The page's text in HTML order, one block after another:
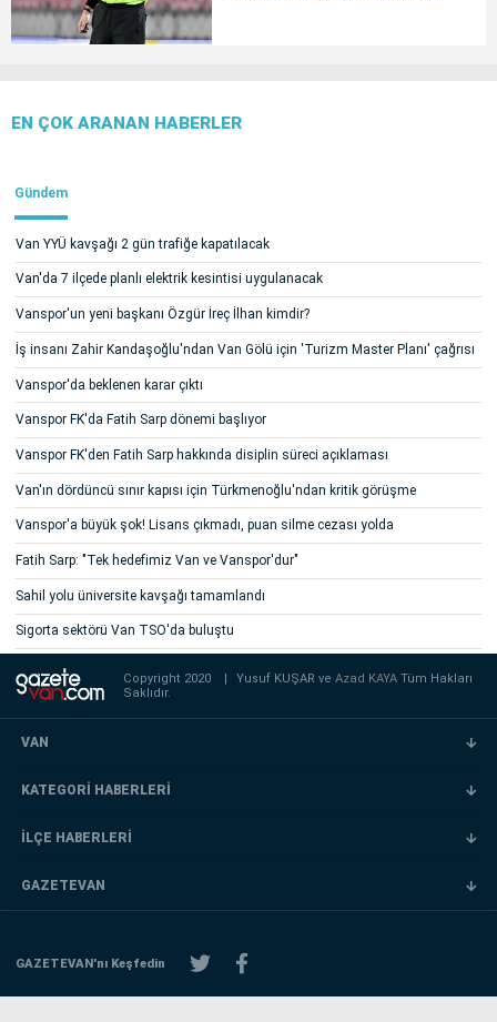
EN ÇOK ARANAN HABERLER
Gündem
Van YYÜ kavşağı 2 gün trafiğe kapatılacak
Van'da 7 ilçede planlı elektrik kesintisi uygulanacak
Vanspor'un yeni başkanı Özgür İreç İlhan kimdir?
İş insanı Zahir Kandaşoğlu'ndan Van Gölü için 'Turizm Master Planı' çağrısı
Vanspor'da beklenen karar çıktı
Vanspor FK'da Fatih Sarp dönemi başlıyor
Vanspor FK'den Fatih Sarp hakkında disiplin süreci açıklaması
Van'ın dördüncü sınır kapısı için Türkmenoğlu'ndan kritik görüşme
Vanspor'a büyük şok! Lisans çıkmadı, puan silme cezası yolda
Fatih Sarp: "Tek hedefimiz Van ve Vanspor'dur"
Sahil yolu üniversite kavşağı tamamlandı
Sigorta sektörü Van TSO'da buluştu
Copyright 2020 | Yusuf KUŞAR veAzad KAYATüm Hakları
Saklıdır.
VAN
KATEGORİ HABERLERİ
İLÇE HABERLERİ
GAZETEVAN
GAZETEVAN'nı Keşfedin